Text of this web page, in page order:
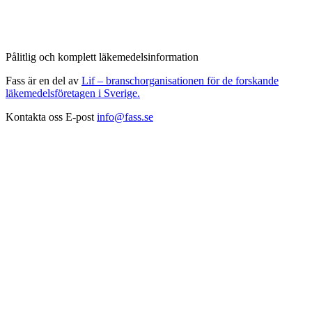
Pålitlig och komplett läkemedelsinformation
Fass är en del av Lif – branschorganisationen för de forskande
läkemedelsföretagen i Sverige.
Kontakta oss E-post info@fass.se